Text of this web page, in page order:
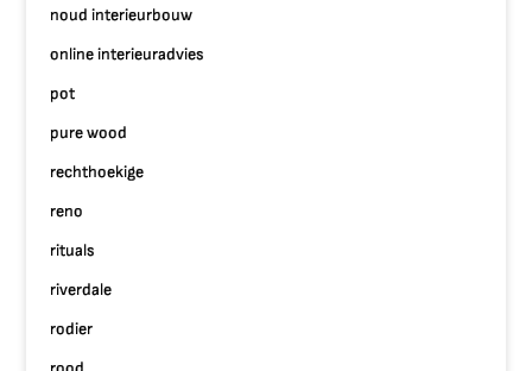
noud interieurbouw
online interieuradvies
pot
pure wood
rechthoekige
reno
rituals
riverdale
rodier